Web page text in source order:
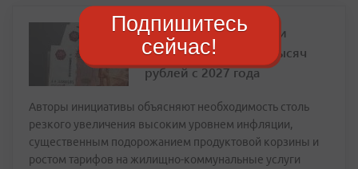
В Госдуме предложили
поднять МРОТ до 50 тысяч
рублей с 2027 года
Авторы инициативы объясняют необходимость столь
резкого увеличения высоким уровнем инфляции,
существенным подорожанием продуктовой корзины и
ростом тарифов на жилищно-коммунальные услуги
Подпишитесь
сейчас!